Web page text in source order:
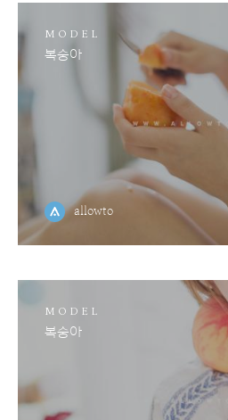
MODEL
복숭아
allowto
MODEL
복숭아